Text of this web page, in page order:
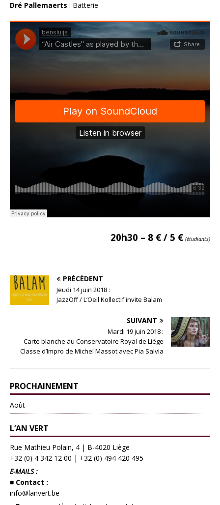
Dré Pallemaerts : Batterie
20h30 – 8 € / 5 € (étudiants)
PRÉCÉDENT
Jeudi 14 juin 2018 :
JazzOff / L’Oeil Kollectif invite Balam
SUIVANT
Mardi 19 juin 2018 :
Carte blanche au Conservatoire Royal de Liège
Classe d’Impro de Michel Massot avec Pia Salvia
PROCHAINEMENT
Août
L’AN VERT
Rue Mathieu Polain, 4 | B-4020 Liège
+32 (0) 4 342 12 00 | +32 (0) 494 420 495
E-MAILS :
■ Contact :
info@lanvert.be